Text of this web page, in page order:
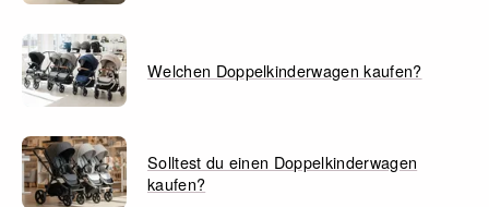
Welchen Doppelkinderwagen kaufen?
Solltest du einen Doppelkinderwagen
kaufen?